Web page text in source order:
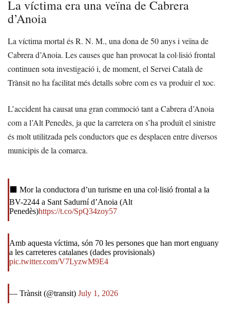
La víctima era una veïna de Cabrera
d’Anoia
La víctima mortal és R. N. M., una dona de 50 anys i veïna de
Cabrera d’Anoia. Les causes que han provocat la col·lisió frontal
continuen sota investigació i, de moment, el Servei Català de
Trànsit no ha facilitat més detalls sobre com es va produir el xoc.
L’accident ha causat una gran commoció tant a Cabrera d’Anoia
com a l’Alt Penedès, ja que la carretera on s’ha produït el sinistre
és molt utilitzada pels conductors que es desplacen entre diversos
municipis de la comarca.
⬛ Mor la conductora d’un turisme en una col·lisió frontal a la
BV-2244 a Sant Sadurní d’Anoia (Alt
Penedès)https://t.co/SpQ34zoy57
Amb aquesta víctima, són 70 les persones que han mort enguany
a les carreteres catalanes (dades provisionals)
pic.twitter.com/V7LyzwM9E4
— Trànsit (@transit) July 1, 2026